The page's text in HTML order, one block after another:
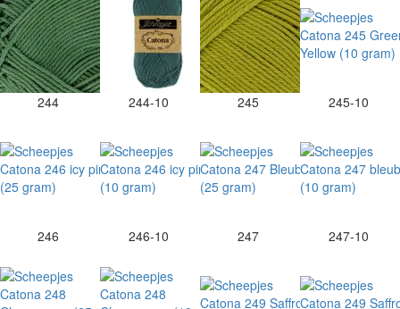
244 244-10 245 245-10
246 246-10 247 247-10